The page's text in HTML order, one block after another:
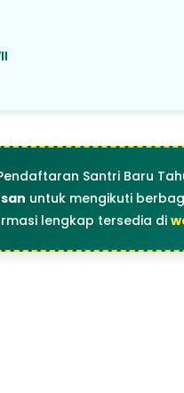
Santri Baru
untuk mengikuti
lengkap tersedia di